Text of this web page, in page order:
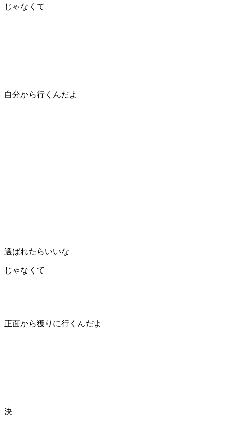
じゃなくて
自分から行くんだよ
選ばれたらいいな
じゃなくて
正面から獲りに行くんだよ
決